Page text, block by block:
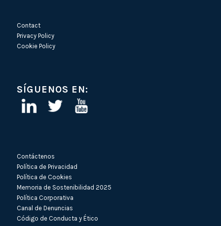
Contact
Privacy Policy
Cookie Policy
SÍGUENOS EN:
Contáctenos
Política de Privacidad
Política de Cookies
Memoria de Sostenibilidad 2025
Política Corporativa
Canal de Denuncias
Código de Conducta y Ético